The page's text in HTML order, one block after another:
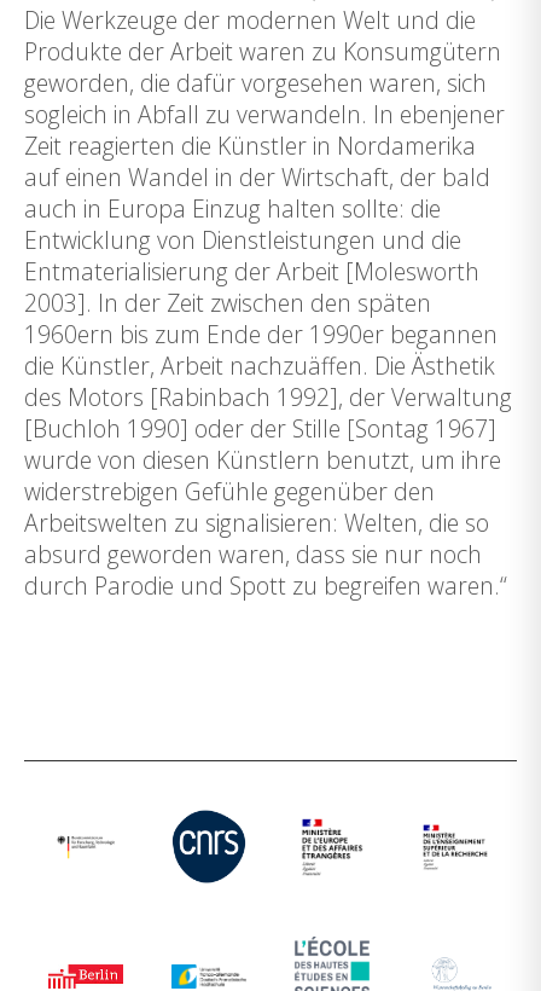
Die Werkzeuge der modernen Welt und die
Produkte der Arbeit waren zu Konsumgütern
geworden, die dafür vorgesehen waren, sich
sogleich in Abfall zu verwandeln. In ebenjener
Zeit reagierten die Künstler in Nordamerika
auf einen Wandel in der Wirtschaft, der bald
auch in Europa Einzug halten sollte: die
Entwicklung von Dienstleistungen und die
Entmaterialisierung der Arbeit [Molesworth
2003]. In der Zeit zwischen den späten
1960ern bis zum Ende der 1990er begannen
die Künstler, Arbeit nachzuäffen. Die Ästhetik
des Motors [Rabinbach 1992], der Verwaltung
[Buchloh 1990] oder der Stille [Sontag 1967]
wurde von diesen Künstlern benutzt, um ihre
widerstrebigen Gefühle gegenüber den
Arbeitswelten zu signalisieren: Welten, die so
absurd geworden waren, dass sie nur noch
durch Parodie und Spott zu begreifen waren.“